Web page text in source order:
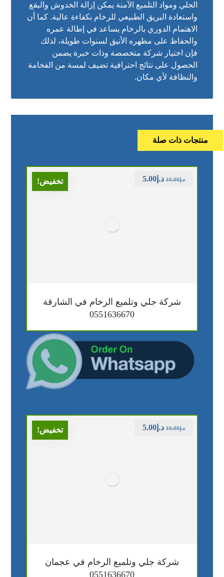
الجلي ومواد التلميع الآمنة يمكن إزالة الخدوش والبقع
واستعادة البريق الطبيعي للرخام بكفاءة عالية. كما أن
الاهتمام الدوري بالرخام يساعد في إطالة عمره
والحفاظ على مظهره الأنيق لسنوات طويلة، لذلك
فإن اختيار شركة متخصصة وذات خبرة يضمن
الحصول على نتائج احترافية تضيف لمسة من الفخامة
والنظافة لأي مكان.
منتجات ذات صلة
تخفيض!
شركة جلي وتلميع الرخام في الشارقة
0551636670
د.إ10.00 د.إ5.00
تخفيض!
شركة جلي وتلميع الرخام في عجمان
0551636670
د.إ10.00 د.إ5.00